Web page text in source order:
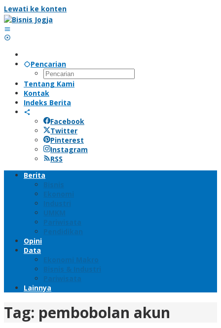
Lewati ke konten
Pencarian
Tentang Kami
Kontak
Indeks Berita
Facebook
Twitter
Pinterest
Instagram
RSS
Berita
Bisnis
Ekonomi
Industri
UMKM
Pariwisata
Pendidikan
Opini
Data
Ekonomi Makro
Bisnis & Industri
Pariwisata
Lainnya
Tag: pembobolan akun